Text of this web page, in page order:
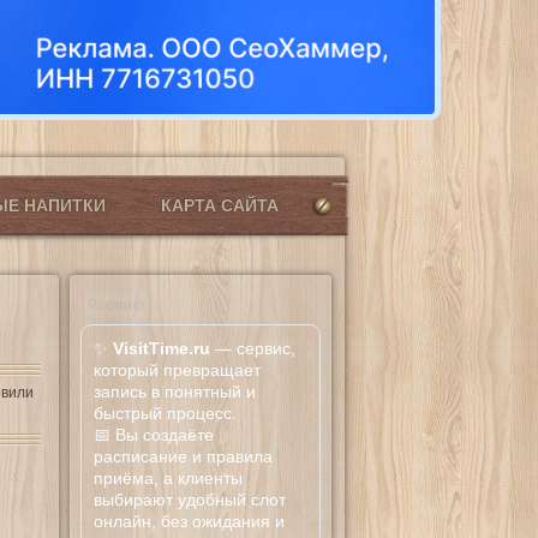
НАПИТКИ КАРТА САЙТА
✨ VisitTime.ru — сервис,
который превращает
запись в понятный и
быстрый процесс.
📅 Вы создаёте
расписание и правила
приёма, а клиенты
выбирают удобный слот
онлайн, без ожидания и